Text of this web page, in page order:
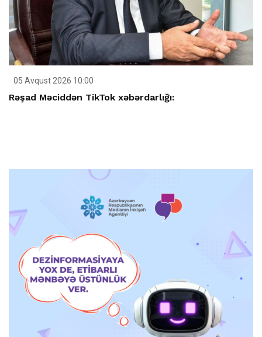
05 Avqust 2026 10:00
Rəşad Məciddən TikTok xəbərdarlığı: